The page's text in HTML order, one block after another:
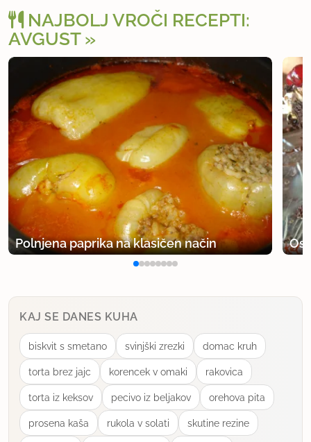
NAJBOLJ VROČI RECEPTI:
AVGUST
Polnjena paprika na klasičen način
KAJ SE DANES KUHA
biskvit s smetano svinjški zrezki domac kruh
torta brez jajc korencek v omaki rakovica
torta iz keksov pecivo iz beljakov orehova pita
prosena kaša rukola v solati skutine rezine